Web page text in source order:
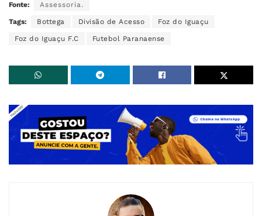
Fonte: Assessoria.
Tags: Bottega Divisão de Acesso Foz do Iguaçu
Foz do Iguaçu F.C Futebol Paranaense